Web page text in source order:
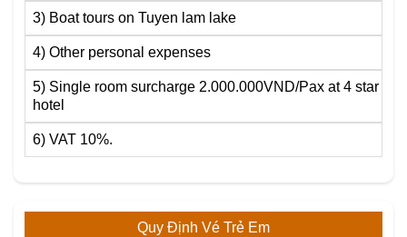
3) Boat tours on Tuyen lam lake
4) Other personal expenses
5) Single room surcharge 2.000.000VND/Pax at 4 star
hotel
6) VAT 10%.
Quy Định Vé Trẻ Em